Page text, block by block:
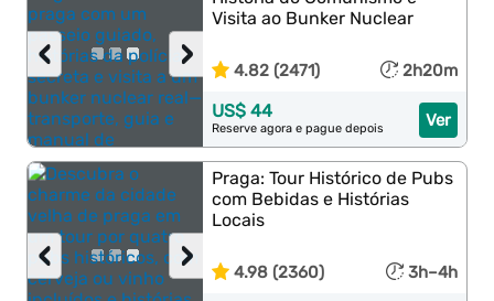
›
‹
Visita ao Bunker Nuclear
4.82 (2471) 2h20m
Ver
US$ 44
Reserve agora e pague depois
›
‹
Praga: Tour Histórico de Pubs
com Bebidas e Histórias
Locais
4.98 (2360) 3h–4h